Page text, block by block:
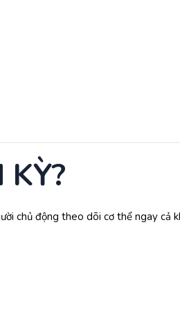
chủ động theo dõi cơ thể ngay cả